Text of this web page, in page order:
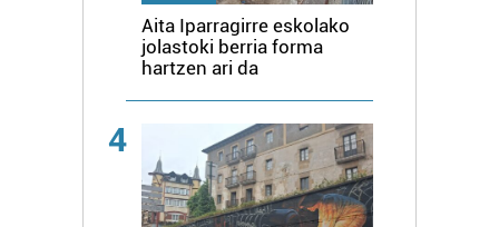
Aita Iparragirre eskolako
jolastoki berria forma
hartzen ari da
4